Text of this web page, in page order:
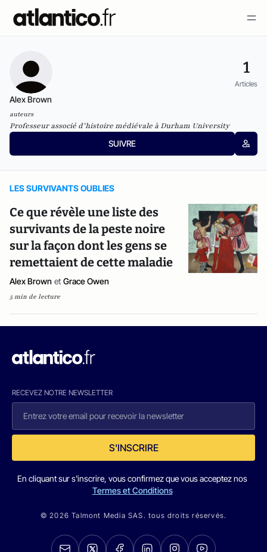
1
Articles
Alex Brown
auteurs
Professeur associé d’histoire médiévale à Durham University
SUIVRE
LES SURVIVANTS OUBLIES
Ce que révèle une liste des
survivants de la peste noire
sur la façon dont les gens se
remettaient de cette maladie
Alex Brown et Grace Owen
5 min de lecture
RECEVEZ NOTRE NEWSLETTER
S'INSCRIRE
En cliquant sur s'inscrire, vous confirmez que vous acceptez nos
Termes et Conditions
© 2026 Talmont Media SAS. tous droits réservés.